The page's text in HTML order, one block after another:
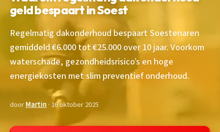
geld bespaart in Soest
Regelmatig dakonderhoud bespaart Soestenaren
gemiddeld €6.000 tot €25.000 over 10 jaar. Voorkom
waterschade, gezondheidsrisico’s en hoge
energiekosten met slim preventief onderhoud.
doorMartin · 16 oktober 2025